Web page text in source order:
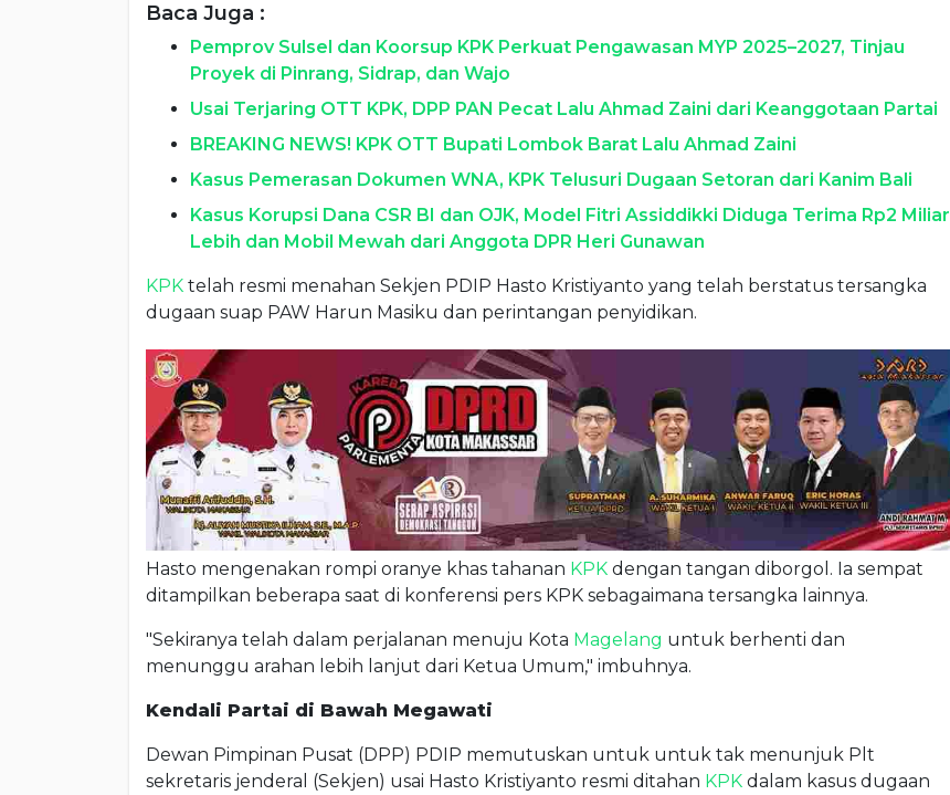
Baca Juga :
Pemprov Sulsel dan Koorsup KPK Perkuat Pengawasan MYP 2025–2027, Tinjau
Proyek di Pinrang, Sidrap, dan Wajo
Usai Terjaring OTT KPK, DPP PAN Pecat Lalu Ahmad Zaini dari Keanggotaan Partai
BREAKING NEWS! KPK OTT Bupati Lombok Barat Lalu Ahmad Zaini
Kasus Pemerasan Dokumen WNA, KPK Telusuri Dugaan Setoran dari Kanim Bali
Kasus Korupsi Dana CSR BI dan OJK, Model Fitri Assiddikki Diduga Terima Rp2 Miliar
Lebih dan Mobil Mewah dari Anggota DPR Heri Gunawan
KPK telah resmi menahan Sekjen PDIP Hasto Kristiyanto yang telah berstatus tersangka
dugaan suap PAW Harun Masiku dan perintangan penyidikan.
Hasto mengenakan rompi oranye khas tahanan KPK dengan tangan diborgol. Ia sempat
ditampilkan beberapa saat di konferensi pers KPK sebagaimana tersangka lainnya.
"Sekiranya telah dalam perjalanan menuju Kota Magelang untuk berhenti dan
menunggu arahan lebih lanjut dari Ketua Umum," imbuhnya.
Kendali Partai di Bawah Megawati
Dewan Pimpinan Pusat (DPP) PDIP memutuskan untuk untuk tak menunjuk Plt
sekretaris jenderal (Sekjen) usai Hasto Kristiyanto resmi ditahan KPK dalam kasus dugaan